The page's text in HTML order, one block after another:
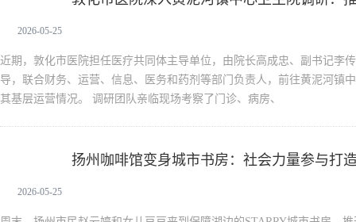
2026-05-25
近期，敦化市医院担任医疗共同体主导单位，由院长高成忠、副书记李
导，联合财务、运营、信息、医务和药剂等部门负责人，前往黄泥河镇
其基层运营情况。 调研团队亲临现场考察了门诊、病房、
扬州咖啡馆变身城市书房：社会力量参与打
2026-05-25